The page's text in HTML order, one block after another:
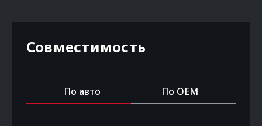
Совместимость
По авто По OEM